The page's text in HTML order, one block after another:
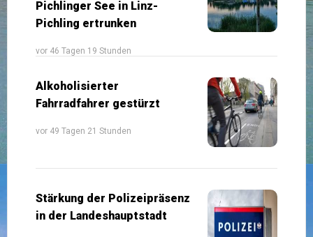
Pichlinger See in Linz-
Pichling ertrunken
vor 46 Tagen 19 Stunden
Alkoholisierter
Fahrradfahrer gestürzt
vor 49 Tagen 21 Stunden
Stärkung der Polizeipräsenz
in der Landeshauptstadt